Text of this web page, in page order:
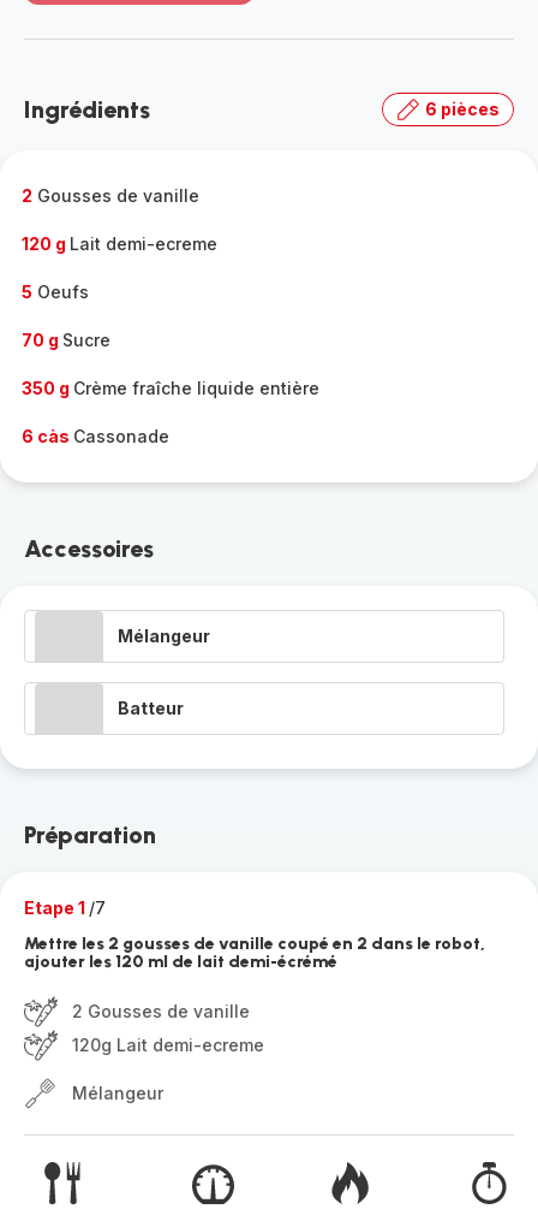
-
gamme
Ingrédients 6 pièces
2 Gousses de vanille
120 g Lait demi-ecreme
5 Oeufs
70 g Sucre
350 g Crème fraîche liquide entière
6 càs Cassonade
Accessoires
Mélangeur
Batteur
Préparation
Etape 1 /7
Mettre les 2 gousses de vanille coupé en 2 dans le robot,
ajouter les 120 ml de lait demi-écrémé
2 Gousses de vanille
120g Lait demi-ecreme
Mélangeur